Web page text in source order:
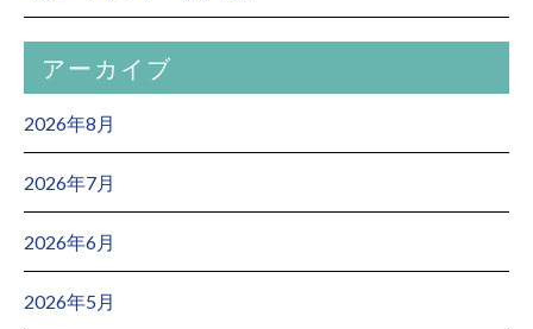
アーカイブ
2026年8月
2026年7月
2026年6月
2026年5月